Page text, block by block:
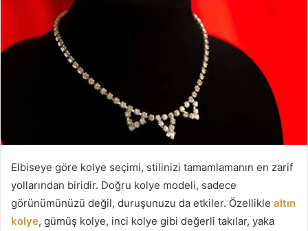
Elbiseye göre kolye seçimi, stilinizi tamamlamanın en zarif
yollarından biridir. Doğru kolye modeli, sadece
görünümünüzü değil, duruşunuzu da etkiler. Özellikle altın
kolye, gümüş kolye, inci kolye gibi değerli takılar, yaka